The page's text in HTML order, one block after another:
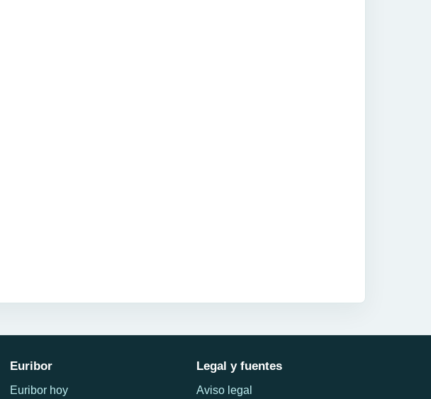
Euribor
Euribor hoy
Legal y fuentes
Aviso legal